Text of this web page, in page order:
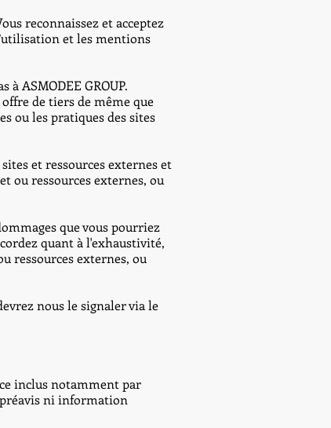
reconnaissez et acceptez
et les mentions
ASMODEE GROUP.
de tiers de même que
ou les pratiques des sites
et ressources externes et
ou ressources externes, ou
que vous pourriez
quant à l'exhaustivité,
ressources externes, ou
nous le signaler via le
inclus notamment par
préavis ni information